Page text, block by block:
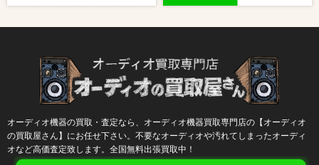
オーディオ機器の買取・査定なら、オーディオ機器買取専門店の【オーディオ
の買取屋さん】にお任せ下さい。不要なオーディオや汚れてしまったオーディ
オなど高価査定致します。全国無料出張買取中！